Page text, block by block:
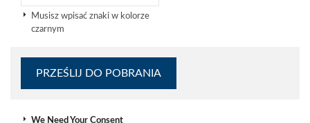
Musisz wpisać znaki w kolorze
czarnym
We Need Your Consent